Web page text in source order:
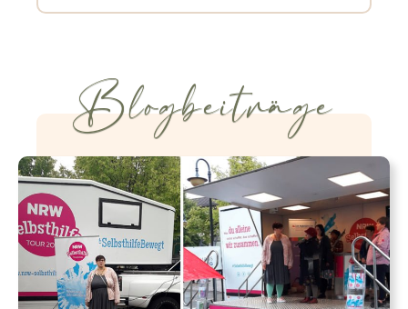
Blogbeiträge